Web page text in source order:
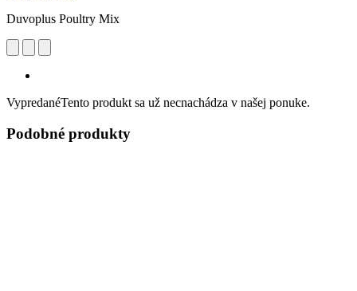
Duvoplus Poultry Mix
VypredanéTento produkt sa už necnachádza v našej ponuke.
Podobné produkty